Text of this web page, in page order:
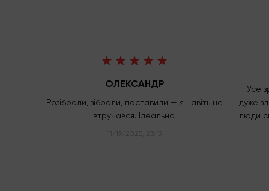
Розібрали, зібрали, поставили — я навіть не
втручався. Ідеально.
ОЛЕКСАНДР
11/19/2025, 23:13
Усе
дуже
люди